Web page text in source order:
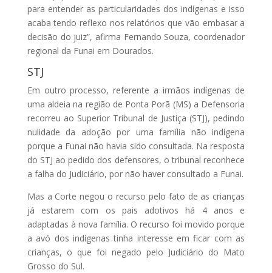
para entender as particularidades dos indígenas e isso
acaba tendo reflexo nos relatórios que vão embasar a
decisão do juiz”, afirma Fernando Souza, coordenador
regional da Funai em Dourados.
STJ
Em outro processo, referente a irmãos indígenas de
uma aldeia na região de Ponta Porã (MS) a Defensoria
recorreu ao Superior Tribunal de Justiça (STJ), pedindo
nulidade da adoção por uma família não indígena
porque a Funai não havia sido consultada. Na resposta
do STJ ao pedido dos defensores, o tribunal reconhece
a falha do Judiciário, por não haver consultado a Funai.
Mas a Corte negou o recurso pelo fato de as crianças
já estarem com os pais adotivos há 4 anos e
adaptadas à nova família. O recurso foi movido porque
a avó dos indígenas tinha interesse em ficar com as
crianças, o que foi negado pelo Judiciário do Mato
Grosso do Sul.